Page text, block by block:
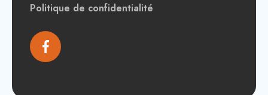
Politique de confidentialité